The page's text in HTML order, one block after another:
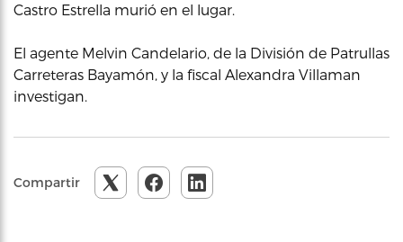
Castro Estrella murió en el lugar.
El agente Melvin Candelario, de la División de Patrullas
Carreteras Bayamón, y la fiscal Alexandra Villaman
investigan.
Compartir